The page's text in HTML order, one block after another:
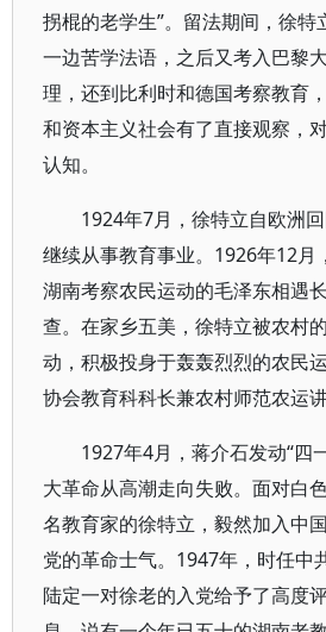
拐棍的老学生”。留法期间，徐特
一边苦学法语，之后又考入巴黎
理，还到比利时和德国考察教育
和资本主义社会有了直接观察，
认知。
1924年7月，徐特立自欧洲
继续从事教育事业。1926年12月
湖南考察农民运动的毛泽东相遇
查。在家乡五美，徐特立被农村
动，积极投身于轰轰烈烈的农民
协会教育科科长兼农村师范农运讲
1927年4月，蒋介石发动“四
大革命从高潮走向失败。面对白
名教育家的徐特立，毅然加入中
党的革命士气。1947年，时任中
陆定一对徐老的入党给予了高度